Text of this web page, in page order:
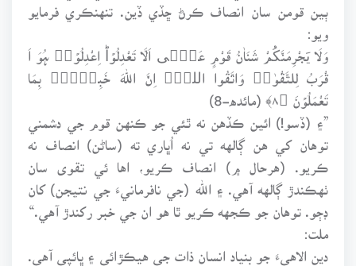
ٻين قومن سان انصاف ڪرڻ ڇڏي ڏين. تنهنڪري فرمايو
وَلَا یَجْرِمَنَّكُمْ شَنَاٰنُ قَوْمٍ عَلٰۤی اَلَّا تَعْدِلُوۡاؕ اِعْدِلُوۡا۟ ہُوَ اَ
قْرَبُ لِلتَّقْوٰی۫ وَاتَّقُوا اللہَ۫ اِنَّ اللہَ خَبِیۡرٌۢ بِمَا
تَعْمَلُوۡنَ ﴿۸﴾ (مائده-8)
”۽ (ڏسو!) ائين ڪڏهن نه ٿئي جو ڪنهن قوم جي دشمني
توهان کي هن ڳالهه تي نه اُڀاري ته (ساڻن) انصاف نه
ڪريو. (هرحال ۾) انصاف ڪريو، اها ئي تقوى سان
ٺهڪندڙ ڳالهه آهي. ۽ الله (جي نافرمانيءَ جي نتيجن) کان
ڊڄو. توهان جو ڪجهه ڪريو ٿا هو ان جي خبر رکندڙ آهي.“
ملت:
دين الاهيءَ جو بنياد انسان ذات جي هيڪڙائي ۽ ڀائپي آهي.